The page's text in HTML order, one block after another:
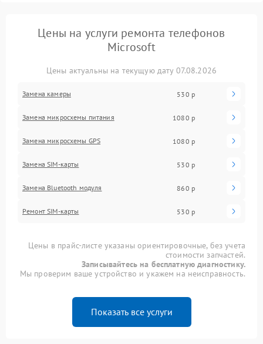
Цены на услуги ремонта телефонов
Microsoft
Цены актуальны на текущую дату 07.08.2026
Замена камеры 530 р
Замена микросхемы питания 1080 р
Замена микросхемы GPS 1080 р
Замена SIM-карты 530 р
Замена Bluetooth модуля 860 р
Ремонт SIM-карты 530 р
Цены в прайс-листе указаны ориентировочные, без учета
стоимости запчастей.
Записывайтесь на бесплатную диагностику.
Мы проверим ваше устройство и укажем на неисправность.
Показать все услуги